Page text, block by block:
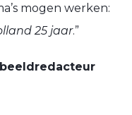
’s mogen werken:
25 jaar.”